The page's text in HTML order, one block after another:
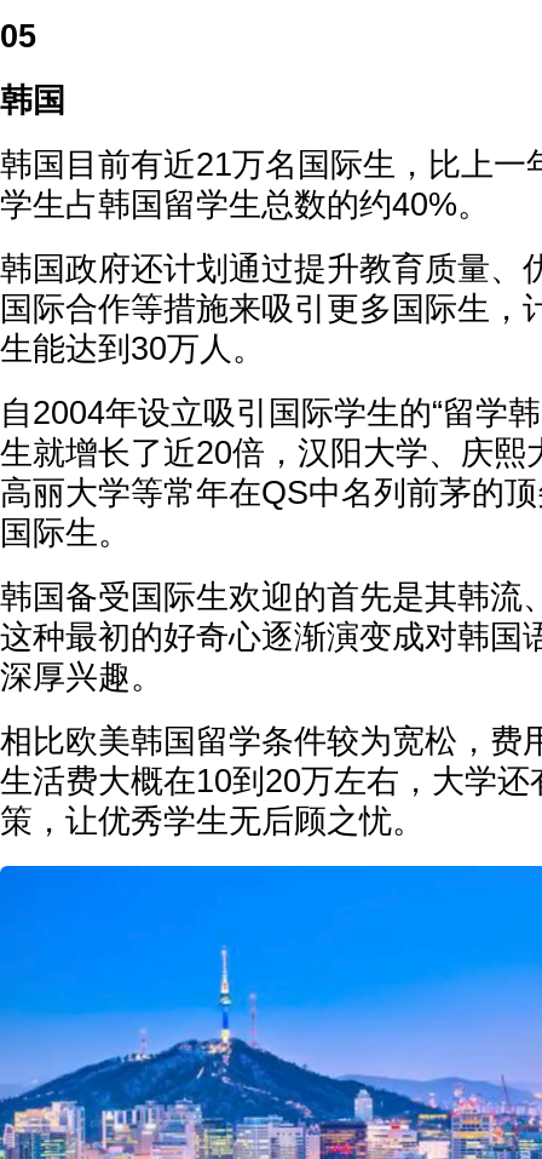
05
韩国
韩国目前有近21万名国际生，比上一
学生占韩国留学生总数的约40%。
韩国政府还计划通过提升教育质量、
国际合作等措施来吸引更多国际生，
生能达到30万人。
自2004年设立吸引国际学生的“留学
生就增长了近20倍，汉阳大学、庆熙
高丽大学等常年在QS中名列前茅的
国际生。
韩国备受国际生欢迎的首先是其韩流
这种最初的好奇心逐渐演变成对韩国
深厚兴趣。
相比欧美韩国留学条件较为宽松，费
生活费大概在10到20万左右，大学
策，让优秀学生无后顾之忧。